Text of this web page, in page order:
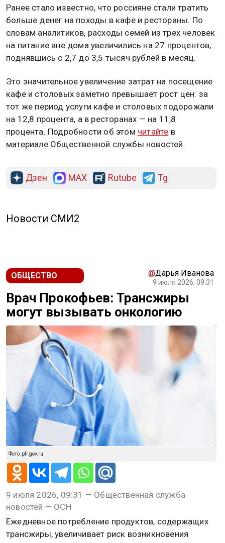
Ранее стало известно, что россияне стали тратить
больше денег на походы в кафе и рестораны. По
словам аналитиков, расходы семей из трех человек
на питание вне дома увеличились на 27 процентов,
поднявшись с 2,7 до 3,5 тысяч рублей в месяц.
Это значительное увеличение затрат на посещение
кафе и столовых заметно превышает рост цен: за
тот же период услуги кафе и столовых подорожали
на 12,8 процента, а в ресторанах — на 11,8
процента. Подробности об этом читайте в
материале Общественной службы новостей.
Дзен MAX Rutube Tg
Новости СМИ2
ОБЩЕСТВО @Дарья Иванова
9 июля 2026, 09:31
Врач Прокофьев: Трансжиры
могут вызывать онкологию
Фото: pfr.gov.ru
9 июля 2026, 09:31 — Общественная служба
новостей — ОСН
Ежедневное потребление продуктов, содержащих
трансжиры, увеличивает риск возникновения